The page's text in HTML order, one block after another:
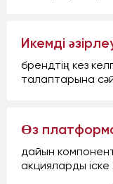
Икемді
брендтің кез
талаптарына
Өз
дайын
акцияларды іске